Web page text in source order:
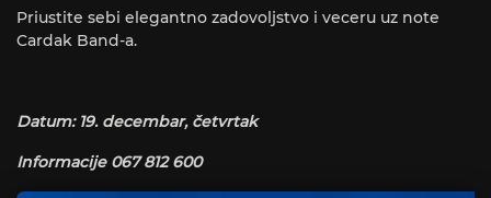
Priustite sebi elegantno zadovoljstvo i veceru uz note
Cardak Band-a.
Datum: 19. decembar, četvrtak
Informacije 067 812 600